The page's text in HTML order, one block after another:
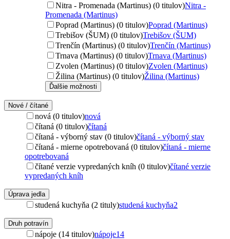
Nitra - Promenada (Martinus) (0 titulov)Nitra -
Promenada (Martinus)
Poprad (Martinus) (0 titulov)Poprad (Martinus)
Trebišov (ŠUM) (0 titulov)Trebišov (ŠUM)
Trenčín (Martinus) (0 titulov)Trenčín (Martinus)
Trnava (Martinus) (0 titulov)Trnava (Martinus)
Zvolen (Martinus) (0 titulov)Zvolen (Martinus)
Žilina (Martinus) (0 titulov)Žilina (Martinus)
Ďalšie možnosti
Nové / čítané
nová (0 titulov)nová
čítaná (0 titulov)čítaná
čítaná - výborný stav (0 titulov)čítaná - výborný stav
čítaná - mierne opotrebovaná (0 titulov)čítaná - mierne
opotrebovaná
čítané verzie vypredaných kníh (0 titulov)čítané verzie
vypredaných kníh
Úprava jedla
studená kuchyňa (2 tituly)studená kuchyňa2
Druh potravín
nápoje (14 titulov)nápoje14